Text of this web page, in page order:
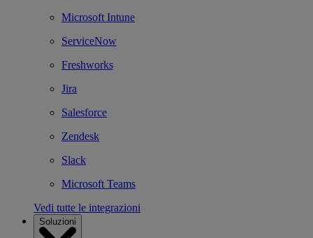
Microsoft Intune
ServiceNow
Freshworks
Jira
Salesforce
Zendesk
Slack
Microsoft Teams
Vedi tutte le integrazioni
Soluzioni